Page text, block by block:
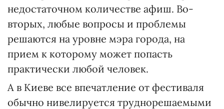
недостаточном количестве афиш. Во-
вторых, любые вопросы и проблемы
решаются на уровне мэра города, на
прием к которому может попасть
практически любой человек.
А в Киеве все впечатление от фестиваля
обычно нивелируется труднорешаемыми